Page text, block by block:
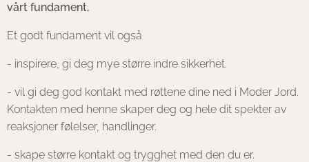
vårt fundament,
Et godt fundament vil også
- inspirere, gi deg mye større indre sikkerhet.
- vil gi deg god kontakt med røttene dine ned i Moder Jord.
Kontakten med henne skaper deg og hele dit spekter av
reaksjoner følelser, handlinger.
- skape større kontakt og trygghet med den du er.